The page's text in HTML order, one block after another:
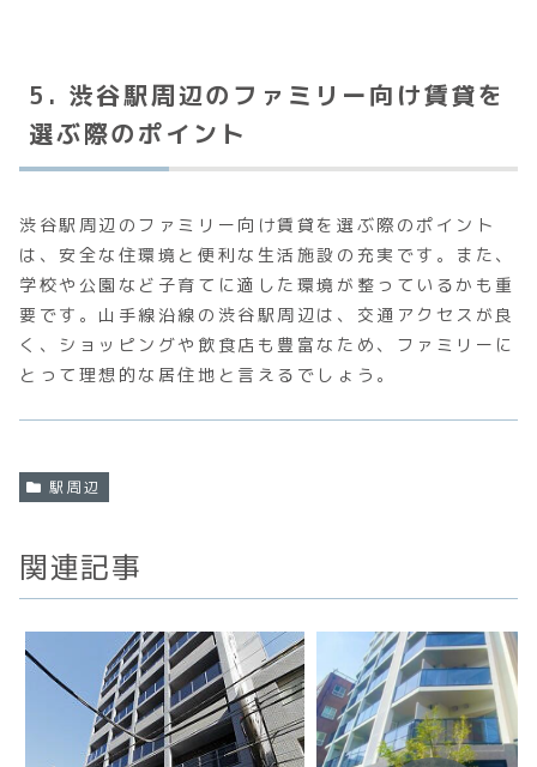
5. 渋谷駅周辺のファミリー向け賃貸を
選ぶ際のポイント
渋谷駅周辺のファミリー向け賃貸を選ぶ際のポイント
は、安全な住環境と便利な生活施設の充実です。また、
学校や公園など子育てに適した環境が整っているかも重
要です。山手線沿線の渋谷駅周辺は、交通アクセスが良
く、ショッピングや飲食店も豊富なため、ファミリーに
とって理想的な居住地と言えるでしょう。
駅周辺
関連記事